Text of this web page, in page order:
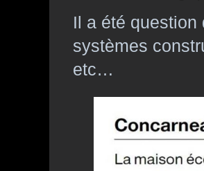
Il a été
systèmes
etc…